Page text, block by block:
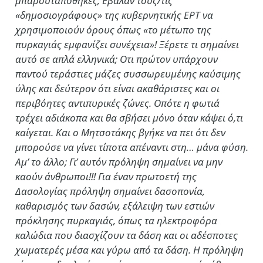
«δημοσιογράφους» της κυβερνητικής ΕΡΤ να
χρησιμοποιούν όρους όπως «το μέτωπο της
πυρκαγιάς εμφανίζει συνέχεια»! Ξέρετε τι σημαίνει
αυτό σε απλά ελληνικά; Οτι πρώτον υπάρχουν
παντού τεράστιες μάζες συσσωρευμένης καύσιμης
ύλης και δεύτερον ότι είναι ακαθάριστες και οι
περιβόητες αντιπυρικές ζώνες. Οπότε η φωτιά
τρέχει αδιάκοπα και θα σβήσει μόνο όταν κάψει ό,τι
καίγεται. Και ο Μητσοτάκης βγήκε να πει ότι δεν
μπορούσε να γίνει τίποτα απέναντι στη… μάνα φύση.
Αμ’ το άλλο; Γι’ αυτόν πρόληψη σημαίνει να μην
καούν άνθρωποι!!! Για έναν πρωτοετή της
Δασολογίας πρόληψη σημαίνει δασοπονία,
καθαρισμός των δασών, εξάλειψη των εστιών
πρόκλησης πυρκαγιάς, όπως τα ηλεκτροφόρα
καλώδια που διασχίζουν τα δάση και οι αδέσποτες
χωματερές μέσα και γύρω από τα δάση. Η πρόληψη